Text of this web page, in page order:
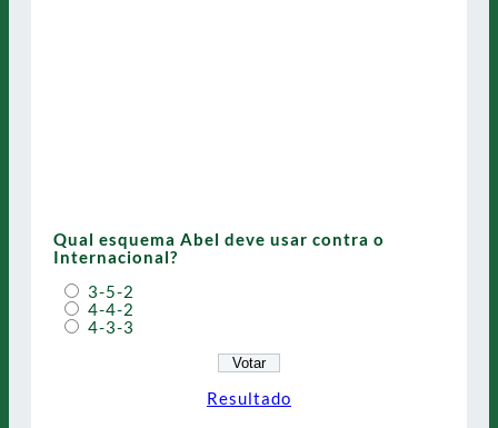
Qual esquema Abel deve usar contra o
Internacional?
3-5-2
4-4-2
4-3-3
Resultado